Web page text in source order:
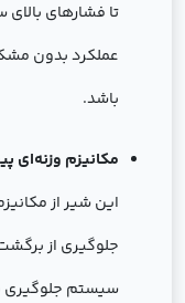
تا فشارهای
عملکرد بدون
باشد.
مکانیزم وزنه‌ای
این شیر از
جلوگیری از
سیستم جلوگیری